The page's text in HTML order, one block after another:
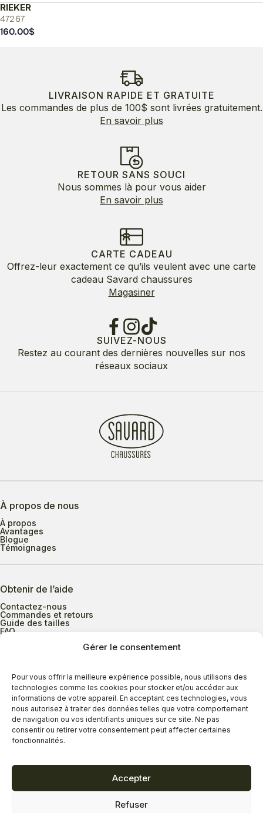
Gérer le consentement
Pour vous offrir la meilleure expérience possible, nous utilisons des
technologies comme les cookies pour stocker et/ou accéder aux
informations de votre appareil. En acceptant ces technologies, vous
nous autorisez à traiter des données telles que votre comportement
de navigation ou vos identifiants uniques sur ce site. Ne pas
consentir ou retirer votre consentement peut affecter certaines
fonctionnalités.
Accepter
Refuser
RIEKER
47267
160.00$
LIVRAISON RAPIDE ET GRATUITE
Les commandes de plus de 100$ sont livrées gratuitement.
En savoir plus
RETOUR SANS SOUCI
Nous sommes là pour vous aider
En savoir plus
CARTE CADEAU
Offrez-leur exactement ce qu’ils veulent avec une carte
cadeau Savard chaussures
Magasiner
SUIVEZ-NOUS
Restez au courant des dernières nouvelles sur nos
réseaux sociaux
À propos de nous
À propos
Avantages
Blogue
Témoignages
Obtenir de l’aide
Contactez-nous
Commandes et retours
Guide des tailles
FAQ
Heures d’ouverture
Lundi au mercredi
9h00 à 17h30
Jeudi
9h00 à 20h00
Vendredi
9h00 à 18h00
Dimanche
11h00 à 16h30